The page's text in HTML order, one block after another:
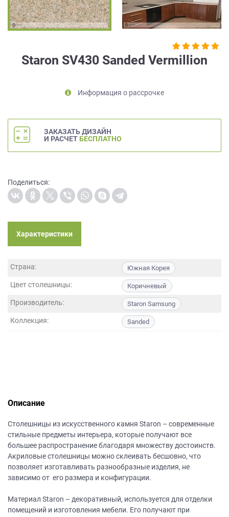
Staron SV430 Sanded Vermillion
Информация о рассрочке
ЗАКАЗАТЬ ДИЗАЙН
И РАСЧЕТ БЕСПЛАТНО
Поделиться:
Характеристики
Страна: Южная Корея
Цвет столешницы: Коричневый
Производитель: Staron Samsung
Коллекция: Sanded
Описание
Столешницы из искусственного камня Staron – современные
стильные предметы интерьера, которые получают все
большее распространение благодаря множеству достоинств.
Акриловые столешницы можно склеивать бесшовно, что
позволяет изготавливать разнообразные изделия, не
зависимо от его размера и конфигурации.
Материал Staron – декоративный, используется для отделки
помещений и изготовления мебели. Его получают при
обработку
персональных
метрическими
программами
условиях
Политики
персональных
данных.